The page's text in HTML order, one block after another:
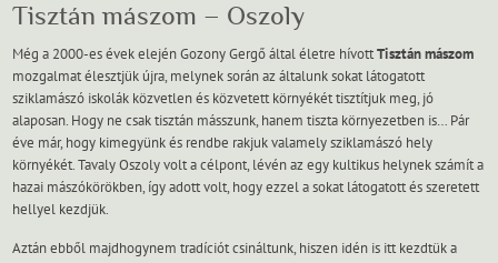
Tisztán mászom – Oszoly
Még a 2000-es évek elején Gozony Gergő által életre hívottTisztán mászom
mozgalmat élesztjük újra, melynek során az általunk sokat látogatott
sziklamászó iskolák közvetlen és közvetett környékét tisztítjuk meg, jó
alaposan. Hogy ne csak tisztán másszunk, hanem tiszta környezetben is… Pár
éve már, hogy kimegyünk és rendbe rakjuk valamely sziklamászó hely
környékét. Tavaly Oszoly volt a célpont, lévén az egy kultikus helynek számít a
hazai mászókörökben, így adott volt, hogy ezzel a sokat látogatott és szeretett
hellyel kezdjük.
Aztán ebből majdhogynem tradíciót csináltunk, hiszen idén is itt kezdtük a